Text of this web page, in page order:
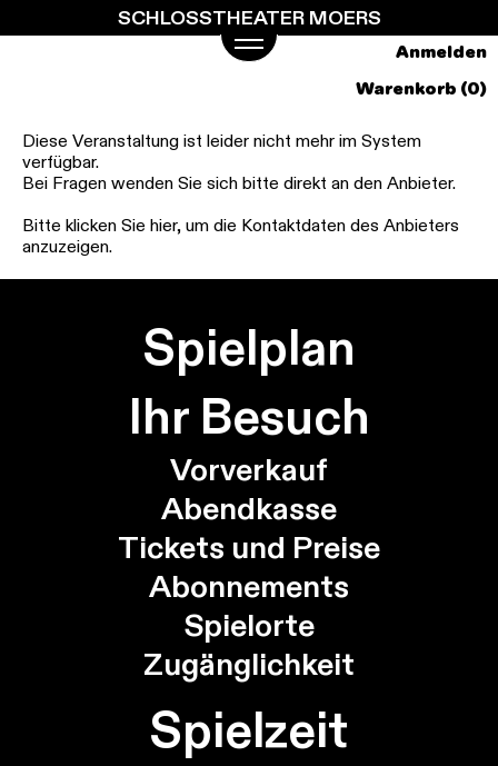
SCHLOSSTHEATER MOERS
Anmelden
Warenkorb (0)
Diese Veranstaltung ist leider nicht mehr im System
verfügbar.
Bei Fragen wenden Sie sich bitte direkt an den Anbieter.
Bitte klicken Sie hier, um die Kontaktdaten des Anbieters
anzuzeigen.
Spielplan
Ihr Besuch
Vorverkauf
Abendkasse
Tickets und Preise
Abonnements
Spielorte
Zugänglichkeit
Spielzeit